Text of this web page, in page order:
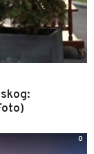
0